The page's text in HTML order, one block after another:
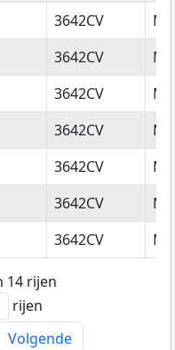
3642CV
3642CV
3642CV
3642CV
3642CV
3642CV
3642CV
14 rijen
rijen
Volgende